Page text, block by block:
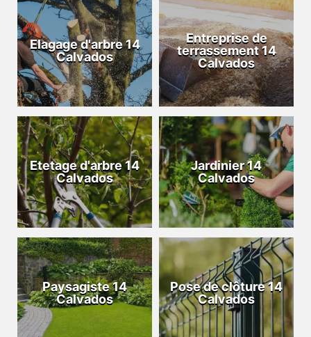
Elagage d'arbre 14
Calvados
Entreprise de
terrassement 14
Calvados
Etetage d'arbre 14
Calvados
Jardinier 14
Calvados
Paysagiste 14
Calvados
Pose de clôture 14
Calvados